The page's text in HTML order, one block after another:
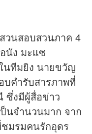
วนสอบสวนภาค 4
นัง มะแซ
นทีมยิง นายขวัญ
คำรับสารภาพที่
ซึ่งมีผู้สื่อข่าว
นจำนวนมาก จาก
มรมคนรักอุดร